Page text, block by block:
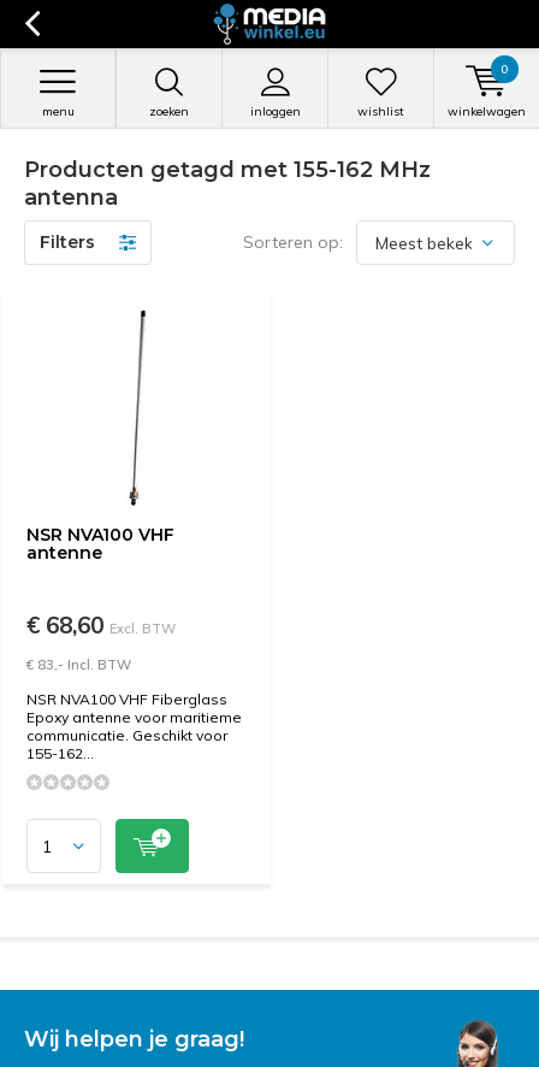
zoeken inloggen
menu wishlist winkelwagen
0
Producten getagd met 155-162 MHz
antenna
Filters Sorteren op:
NSR NVA100 VHF
antenne
€ 68,60 Excl. BTW
€ 83,- Incl. BTW
NSR NVA100 VHF Fiberglass
Epoxy antenne voor maritieme
communicatie. Geschikt voor
155-162...
Wij helpen je graag!